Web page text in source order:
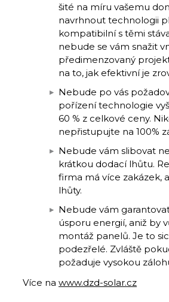
šité na míru vašemu
navrhnout technologii
kompatibilní s těmi
nebude se vám snažit
předimenzovaný
na to, jak efektivní je
Nebude po vás
pořízení technologie
60 % z celkové ceny.
nepřistupujte na 100%
Nebude vám slibovat
krátkou dodací lhůtu.
firma má více zakázek,
lhůty.
Nebude vám
úsporu energií, aniž by
montáž panelů. Je to
podezřelé. Zvláště
požaduje vysokou
Více na www.dzd-solar.cz